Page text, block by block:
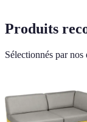
Produits
Sélectionnés par nos